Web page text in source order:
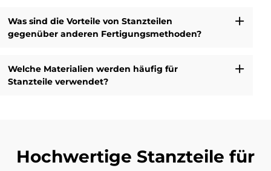
Was sind die Vorteile von Stanzteilen
gegenüber anderen Fertigungsmethoden?
Welche Materialien werden häufig für
Stanzteile verwendet?
Hochwertige Stanzteile für